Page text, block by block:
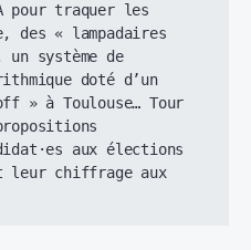
pour traquer les
des « lampadaires
système de
doté d’un
» à Toulouse… Tour
aux élections
leur chiffrage aux